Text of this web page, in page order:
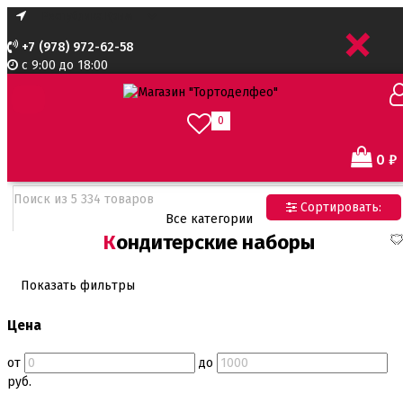
+7 (978) 972-62-58
с 9:00 до 18:00
0
0 ₽
Все категории
Все категории
Адаптеры для кондитерского мешка
Ароматизаторы Украса
Ароматизаторы пищевые жидкие Flavor Art 10мл
Кондитерские наборы
Показать фильтры
Цена
от
до
руб.
Сортировать:
+